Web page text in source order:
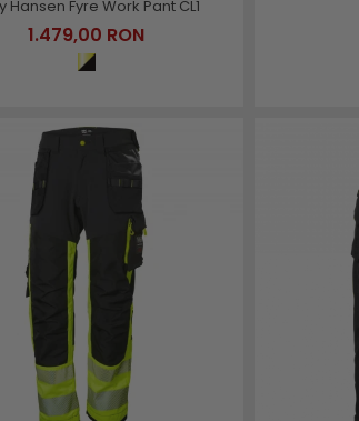
Hansen Fyre Work Pant CL1
1.479,00 RON